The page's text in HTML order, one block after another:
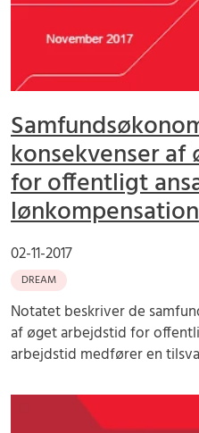
konsekvenser
for offentligt
lønkompensation
02-11-2017
DREAM
Notatet beskriver de
af øget arbejdstid for
arbejdstid medfører en